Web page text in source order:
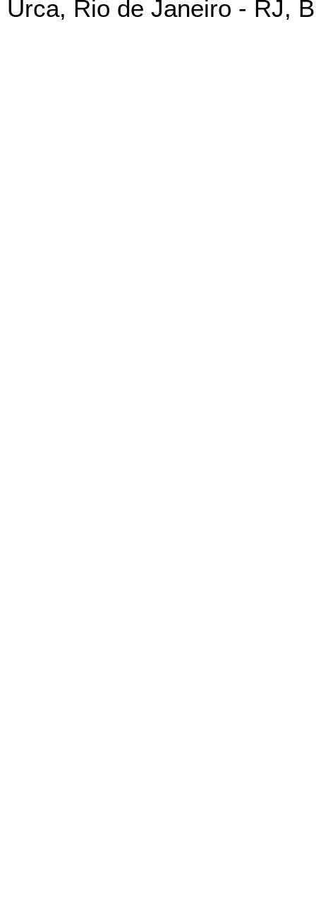
Urca, Rio de Janeiro - RJ,